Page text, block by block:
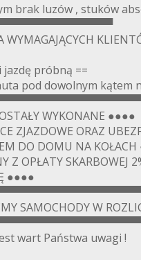
brak luzów , stuków
jazdę próbną ==
pod dowolnym kątem
WYKONANE ●●●●
ZJAZDOWE ORAZ
DO DOMU NA
Z OPŁATY SKARBOWEJ
●●●●
SAMOCHODY W
wart Państwa uwagi !